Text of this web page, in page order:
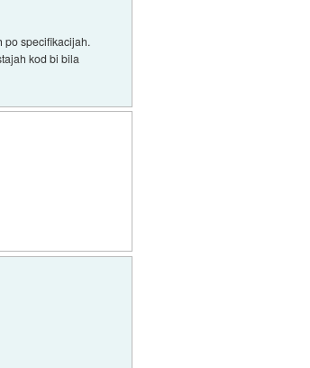
po specifikacijah.
kod bi bila